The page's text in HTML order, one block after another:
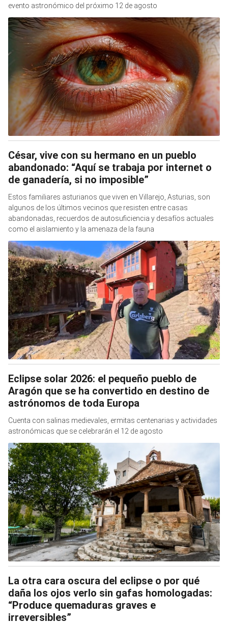
evento astronómico del próximo 12 de agosto
César, vive con su hermano en un pueblo
abandonado: “Aquí se trabaja por internet o
de ganadería, si no imposible”
Estos familiares asturianos que viven en Villarejo, Asturias, son
algunos de los últimos vecinos que resisten entre casas
abandonadas, recuerdos de autosuficiencia y desafíos actuales
como el aislamiento y la amenaza de la fauna
Eclipse solar 2026: el pequeño pueblo de
Aragón que se ha convertido en destino de
astrónomos de toda Europa
Cuenta con salinas medievales, ermitas centenarias y actividades
astronómicas que se celebrarán el 12 de agosto
La otra cara oscura del eclipse o por qué
daña los ojos verlo sin gafas homologadas:
“Produce quemaduras graves e
irreversibles”